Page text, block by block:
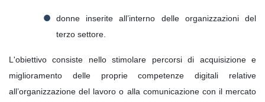
donne inserite all’interno delle organizzazioni del
terzo settore.
L'obiettivo consiste nello stimolare percorsi di acquisizione e
miglioramento delle proprie competenze digitali relative
all’organizzazione del lavoro o alla comunicazione con il mercato